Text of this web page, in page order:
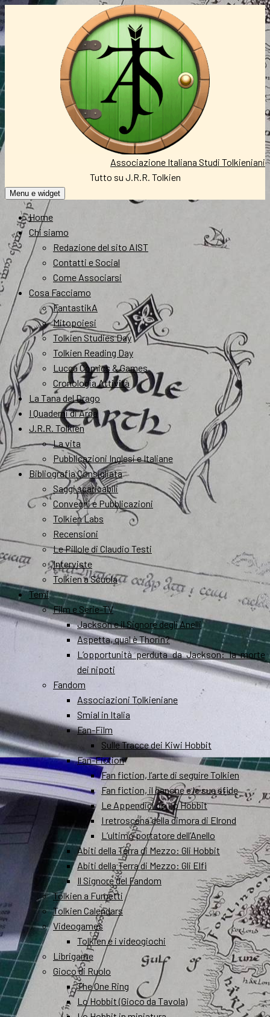
Vai
al
Associazione Italiana Studi Tolkieniani
Tutto su J.R.R. Tolkien
Menu e widget
Home
Chi siamo
Redazione del sito AIST
Contatti e Social
Come Associarsi
Cosa Facciamo
FantastikA
Mitopoiesi
Tolkien Studies Day
Tolkien Reading Day
Lucca Comics & Games
Cronologia Attività
La Tana del Drago
I Quaderni di Arda
J.R.R. Tolkien
La vita
Pubblicazioni Inglesi e Italiane
Bibliografia Consigliata
Saggi scaricabili
Convegni e Pubblicazioni
Tolkien Labs
Recensioni
Le Pillole di Claudio Testi
Interviste
Tolkien a Scuola
Temi
Film e Serie-TV
Jackson e il Signore degli Anelli
Aspetta, qual è Thorin?
L’opportunità perduta da Jackson: la morte
dei nipoti
Fandom
Associazioni Tolkieniane
Smial in Italia
Fan-Film
Sulle Tracce dei Kiwi Hobbit
Fan-Fiction
Fan fiction, l’arte di seguire Tolkien
Fan fiction, il canone e le sue sfide
Le Appendici de Lo Hobbit
I retroscena della dimora di Elrond
L’ultimo portatore dell’Anello
Abiti della Terra di Mezzo: Gli Hobbit
Abiti della Terra di Mezzo: Gli Elfi
Il Signore del Fandom
Tolkien a Fumetti
Tolkien Calendars
Videogames
Tolkien e i videogiochi
Librigame
Gioco di Ruolo
The One Ring
Lo Hobbit (Gioco da Tavola)